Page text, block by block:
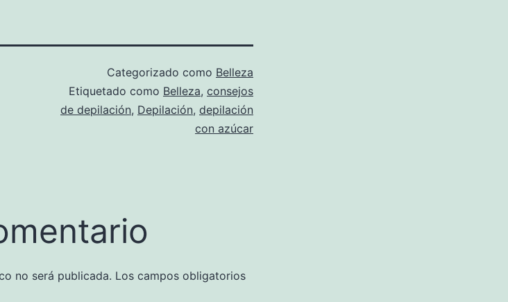
Categorizado como Belleza
Etiquetado como Belleza, consejos
de depilación, Depilación, depilación
con azúcar
no será publicada. Los campos obligatorios